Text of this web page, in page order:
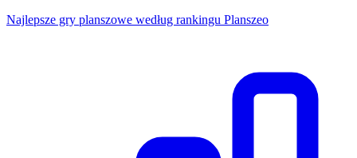
Najlepsze gry planszowe według rankingu Planszeo